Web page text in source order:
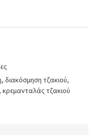
, διακόσμηση τζακιού,
, κρεμανταλάς τζακιού